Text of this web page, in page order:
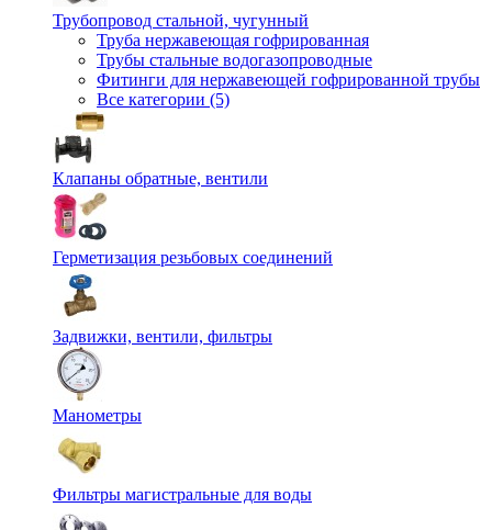
Трубопровод стальной, чугунный
Труба нержавеющая гофрированная
Трубы стальные водогазопроводные
Фитинги для нержавеющей гофрированной трубы
Все категории (5)
Клапаны обратные, вентили
Герметизация резьбовых соединений
Задвижки, вентили, фильтры
Манометры
Фильтры магистральные для воды